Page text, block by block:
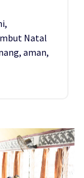
Natal
aman,